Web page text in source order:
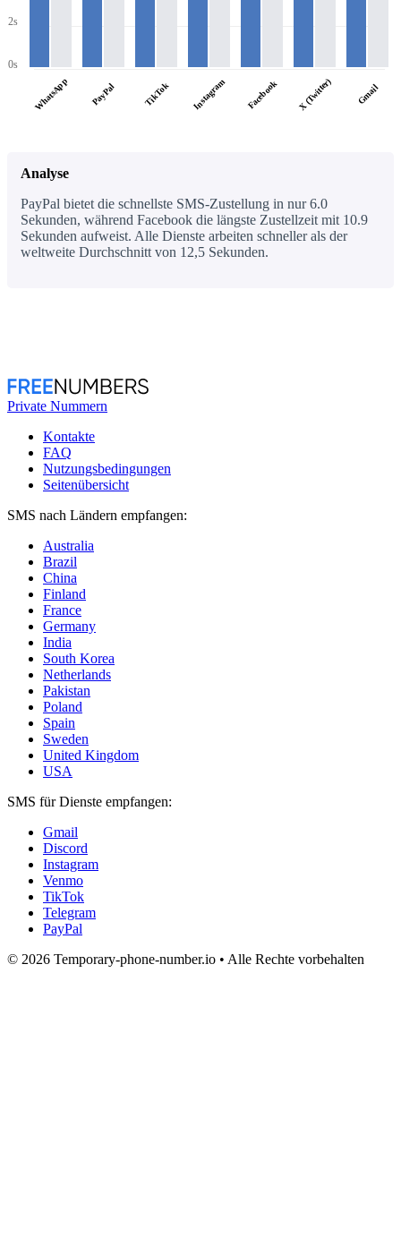
2s
0s
WhatsApp PayPal TikTok Instagram Facebook X (Twitter) Gmail
Analyse
PayPal bietet die schnellste SMS-Zustellung in nur 6.0
Sekunden, während Facebook die längste Zustellzeit mit 10.9
Sekunden aufweist. Alle Dienste arbeiten schneller als der
weltweite Durchschnitt von 12,5 Sekunden.
Private Nummern
Kontakte
FAQ
Nutzungsbedingungen
Seitenübersicht
SMS nach Ländern empfangen:
Australia
Brazil
China
Finland
France
Germany
India
South Korea
Netherlands
Pakistan
Poland
Spain
Sweden
United Kingdom
USA
SMS für Dienste empfangen:
Gmail
Discord
Instagram
Venmo
TikTok
Telegram
PayPal
© 2026 Temporary-phone-number.io • Alle Rechte vorbehalten